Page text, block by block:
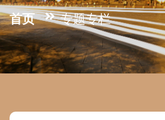
首页 专题专栏